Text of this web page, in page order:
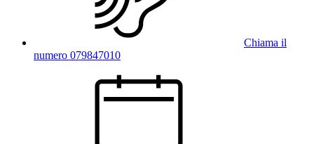
Chiama il
numero 079847010